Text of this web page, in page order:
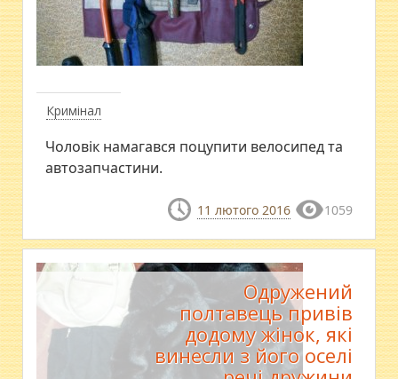
Кримінал
Чоловік намагався поцупити велосипед та
автозапчастини.
11 лютого 2016 1059
Одружений
полтавець привів
додому жінок, які
винесли з його оселі